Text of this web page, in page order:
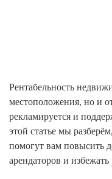
Рентабельность
местоположения, но и
рекламируется и
этой статье мы
помогут вам повысить
арендаторов и